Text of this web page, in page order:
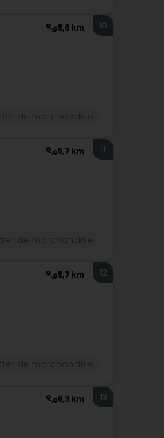
5,6 km 10
5,7 km 11
5,7 km 12
6,3 km 13